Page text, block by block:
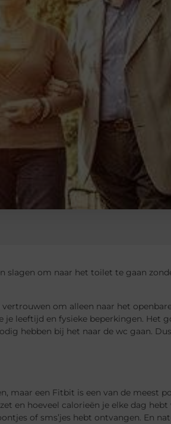
slagen om naar het toilet te gaan
om alleen naar het
leeftijd en fysieke beperkingen. Het
hebben bij het naar de wc gaan.
maar een Fitbit is een van de meest
en hoeveel calorieën je elke dag hebt
of sms’jes hebt ontvangen. En